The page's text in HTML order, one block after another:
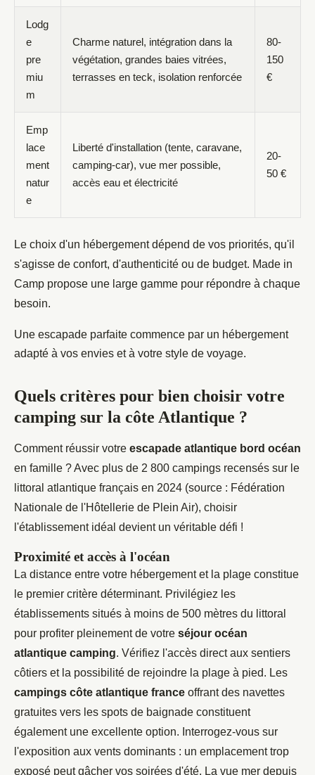
Lodg
e
pre
miu
m
Charme naturel, intégration dans la
végétation, grandes baies vitrées,
terrasses en teck, isolation renforcée
80-
150
€
Emp
lace
ment
natur
e
Liberté d'installation (tente, caravane,
camping-car), vue mer possible,
accès eau et électricité
20-
50 €
Le choix d'un hébergement dépend de vos priorités, qu'il
s'agisse de confort, d'authenticité ou de budget. Made in
Camp propose une large gamme pour répondre à chaque
besoin.
Une escapade parfaite commence par un hébergement
adapté à vos envies et à votre style de voyage.
Quels critères pour bien choisir votre
camping sur la côte Atlantique ?
Comment réussir votre escapade atlantique bord océan
en famille ? Avec plus de 2 800 campings recensés sur le
littoral atlantique français en 2024 (source : Fédération
Nationale de l'Hôtellerie de Plein Air), choisir
l'établissement idéal devient un véritable défi !
Proximité et accès à l'océan
La distance entre votre hébergement et la plage constitue
le premier critère déterminant. Privilégiez les
établissements situés à moins de 500 mètres du littoral
pour profiter pleinement de votre séjour océan
atlantique camping. Vérifiez l'accès direct aux sentiers
côtiers et la possibilité de rejoindre la plage à pied. Les
campings côte atlantique france offrant des navettes
gratuites vers les spots de baignade constituent
également une excellente option. Interrogez-vous sur
l'exposition aux vents dominants : un emplacement trop
exposé peut gâcher vos soirées d'été. La vue mer depuis